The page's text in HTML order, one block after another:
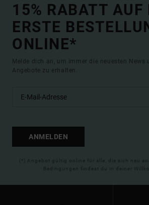
15% RABATT AUF
ERSTE
ONLINE*
Melde dich an, um immer die neuesten News
Angebote zu erhalten.
ANMELDEN
(*) Angebot gültig online für alle, die sich neu
Bedingungen findest du in deiner